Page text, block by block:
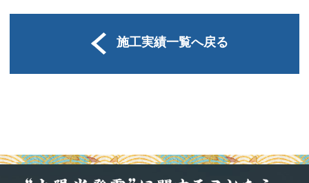
施工実績一覧へ戻る